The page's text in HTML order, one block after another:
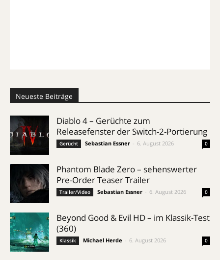
Neueste Beiträge
Diablo 4 – Gerüchte zum
Releasefenster der Switch-2-Portierung
Gerücht Sebastian Essner 6. August 2026 0
Phantom Blade Zero – sehenswerter
Pre-Order Teaser Trailer
Trailer/Video Sebastian Essner 6. August 2026 0
Beyond Good & Evil HD – im Klassik-Test
(360)
Klassik Michael Herde 6. August 2026 0